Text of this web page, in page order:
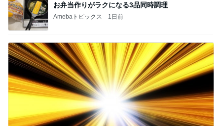
お弁当作りがラクになる3品同時調理
Amebaトピックス 1日前